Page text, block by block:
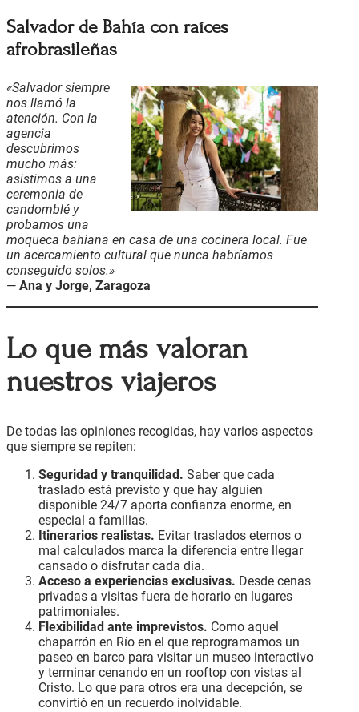
Salvador de Bahía con raíces
afrobrasileñas
«Salvador siempre
nos llamó la
atención. Con la
agencia
descubrimos
mucho más:
asistimos a una
ceremonia de
candomblé y
probamos una
moqueca bahiana en casa de una cocinera local. Fue
un acercamiento cultural que nunca habríamos
conseguido solos.»
— Ana y Jorge, Zaragoza
Lo que más valoran
nuestros viajeros
De todas las opiniones recogidas, hay varios aspectos
que siempre se repiten:
Seguridad y tranquilidad. Saber que cada
traslado está previsto y que hay alguien
disponible 24/7 aporta confianza enorme, en
especial a familias.
Itinerarios realistas. Evitar traslados eternos o
mal calculados marca la diferencia entre llegar
cansado o disfrutar cada día.
Acceso a experiencias exclusivas. Desde cenas
privadas a visitas fuera de horario en lugares
patrimoniales.
Flexibilidad ante imprevistos. Como aquel
chaparrón en Río en el que reprogramamos un
paseo en barco para visitar un museo interactivo
y terminar cenando en un rooftop con vistas al
Cristo. Lo que para otros era una decepción, se
convirtió en un recuerdo inolvidable.